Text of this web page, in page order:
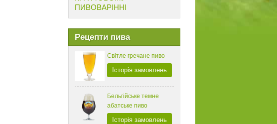
ПИВОВАРІННІ
Рецепти пива
Світле гречане пиво
Історія замовлень
Бельгійське темне
абатське пиво
Історія замовлень